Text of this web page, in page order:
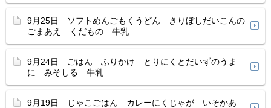
9月25日 ソフトめんごもくうどん きりぼしだいこんの
ごまあえ くだもの 牛乳
9月24日 ごはん ふりかけ とりにくとだいずのうま
に みそしる 牛乳
9月19日 じゃこごはん カレーにくじゃが いそかあ